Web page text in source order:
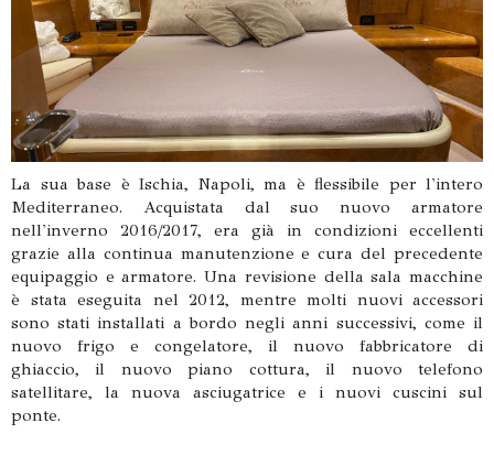
La sua base è Ischia, Napoli, ma è flessibile per l'intero
Mediterraneo. Acquistata dal suo nuovo armatore
nell'inverno 2016/2017, era già in condizioni eccellenti
grazie alla continua manutenzione e cura del precedente
equipaggio e armatore. Una revisione della sala macchine
è stata eseguita nel 2012, mentre molti nuovi accessori
sono stati installati a bordo negli anni successivi, come il
nuovo frigo e congelatore, il nuovo fabbricatore di
ghiaccio, il nuovo piano cottura, il nuovo telefono
satellitare, la nuova asciugatrice e i nuovi cuscini sul
ponte.